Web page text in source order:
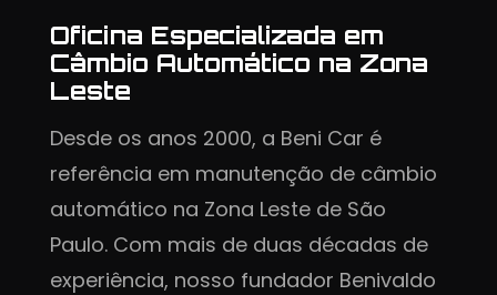
Oficina Especializada em
Câmbio Automático na Zona
Leste
Desde os anos 2000, a Beni Car é
referência em manutenção de câmbio
automático na Zona Leste de São
Paulo. Com mais de duas décadas de
experiência, nosso fundador Benivaldo